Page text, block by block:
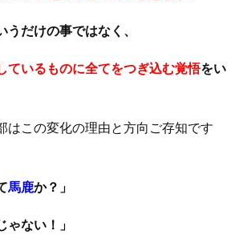
うだけの事ではなく、
ているものに全てをつぎ込む覚悟をい
はこの変化の理由と方向ご存知です
馬鹿か？」
ゃない！」